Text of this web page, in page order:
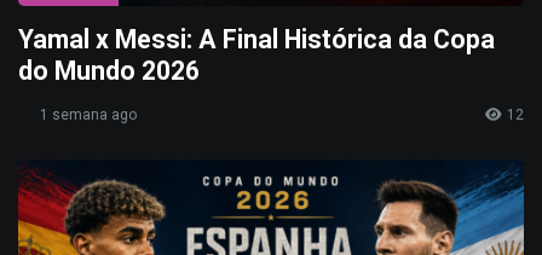
Yamal x Messi: A Final Histórica da Copa
do Mundo 2026
1 semana ago 12